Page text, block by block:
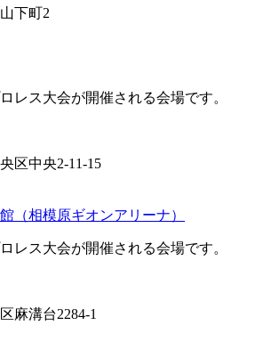
下町2
レス大会が開催される会場です。
区中央2-11-15
（相模原ギオンアリーナ）
レス大会が開催される会場です。
麻溝台2284-1